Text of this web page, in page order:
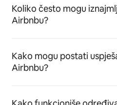
Koliko često mogu
Airbnbu?
Kako mogu postati
Airbnbu?